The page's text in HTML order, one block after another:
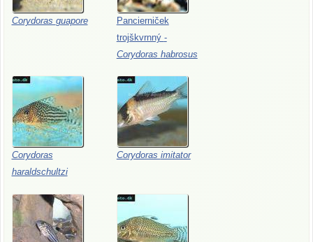
Corydoras guapore
Pancierniček
trojškvrnný -
Corydoras habrosus
Corydoras
haraldschultzi
Corydoras imitator